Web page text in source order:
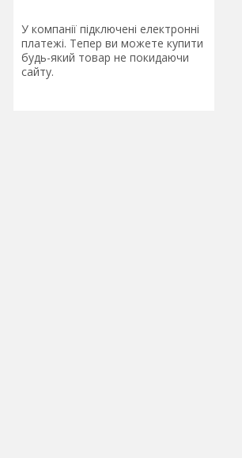
У компанії підключені електронні
платежі. Тепер ви можете купити
будь-який товар не покидаючи
сайту.